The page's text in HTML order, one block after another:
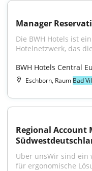
Manager
Die BWH Hotels ist
Hotelnetzwerk, das
BWH Hotels Central
Eschborn, Raum Bad
Regional Account
Über unsWir sind
für ergonomische